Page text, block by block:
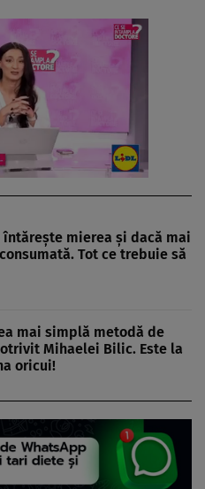
întărește mierea și dacă mai
Tot ce trebuie să
mai simplă metodă de
Mihaelei Bilic. Este la
oricui!